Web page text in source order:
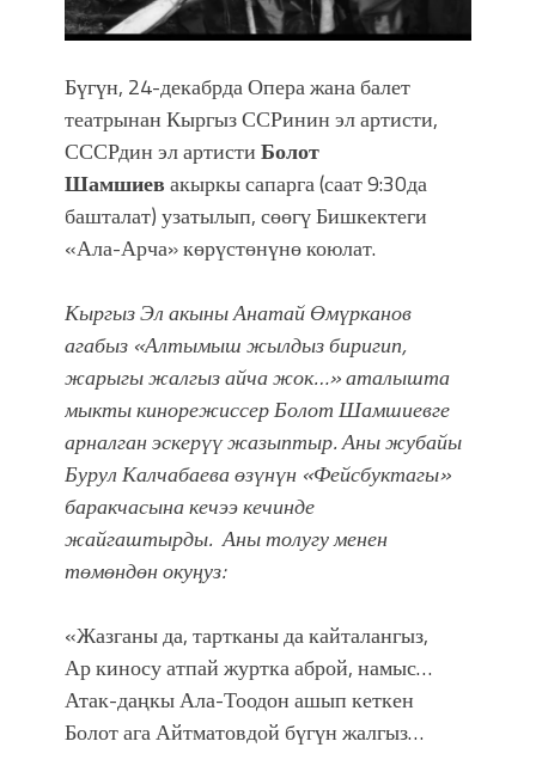
ЖУСУП АБДРАХМАНОВ
Бүгүн, 24-декабрда Опера жана балет
театрынан Кыргыз ССРинин эл артисти,
СССРдин эл артистиБолот
Шамшиевакыркы сапарга (саат 9:30да
башталат) узатылып, сөөгү Бишкектеги
«Ала-Арча» көрүстөнүнө коюлат.
Кыргыз Эл акыны Анатай Өмүрканов
агабыз «Алтымыш жылдыз биригип,
жарыгы жалгыз айча жок…» аталышта
мыкты кинорежиссер Болот Шамшиевге
арналган эскерүү жазыптыр. Аны жубайы
Бурул Калчабаева өзүнүн «Фейсбуктагы»
баракчасына кечээ кечинде
жайгаштырды. Аны толугу менен
төмөндөн окуңуз:
«Жазганы да, тартканы да кайталангыз,
Ар киносу атпай журтка аброй, намыс…
Атак-даңкы Ала-Тоодон ашып кеткен
Болот ага Айтматовдой бүгүн жалгыз…